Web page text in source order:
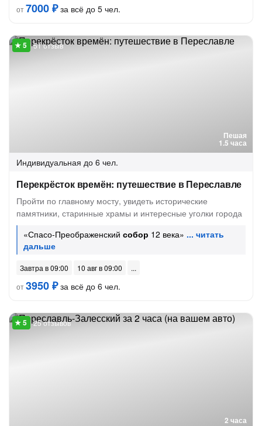
от7000 ₽за всё до 5 чел.
Пешая
1.5 часа
51 отзыв
Индивидуальная до 6 чел.
Перекрёсток времён: путешествие в Переславле
Пройти по главному мосту, увидеть исторические
памятники, старинные храмы и интересные уголки города
«Спасо-Преображенский собор 12 века»
Завтра в 09:00
10 авг в 09:00
от3950 ₽за всё до 6 чел.
2 часа
25 отзывов